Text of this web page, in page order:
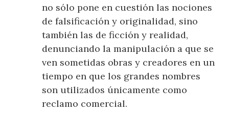
no sólo pone en cuestión las nociones
de falsificación y originalidad, sino
también las de ficción y realidad,
denunciando la manipulación a que se
ven sometidas obras y creadores en un
tiempo en que los grandes nombres
son utilizados únicamente como
reclamo comercial.